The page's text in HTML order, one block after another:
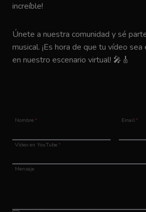
increíble!
Únete a nuestra comunidad y sé
musical. ¡Es hora de que tu vídeo
en nuestro escenario virtual! 🎤🎸
Nombre* Email*
Vídeo en YouTube*
Mensaje